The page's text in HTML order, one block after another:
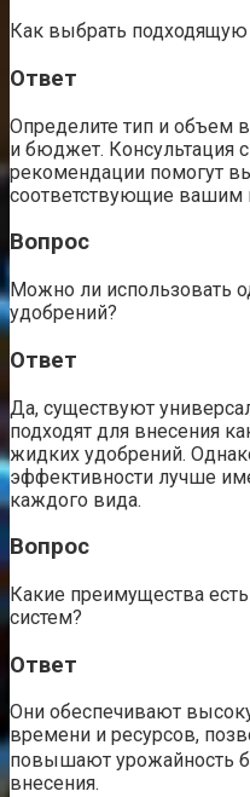
Как выбрать подходящую
Ответ
Определите тип и объем
и бюджет. Консультация
рекомендации помогут
соответствующие вашим
Вопрос
Можно ли использовать
удобрений?
Ответ
Да, существуют
подходят для внесения
жидких удобрений.
эффективности лучше
каждого вида.
Вопрос
Какие преимущества
систем?
Ответ
Они обеспечивают
времени и ресурсов,
повышают урожайность
внесения.